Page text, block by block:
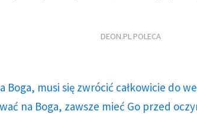
DEON.PL POLECA
Boga, musi się zwrócić całkowicie do
na Boga, zawsze mieć Go przed